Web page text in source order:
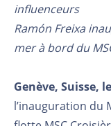
influenceurs
Ramón Freixa
mer à bord du
Genève, Suisse,
l’inauguration du